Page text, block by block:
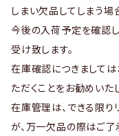
しまい欠品してしまう場
今後の入荷予定を確認
受け致します。
在庫確認につきまして
ただくことをお勧めいた
在庫管理は、できる限り
が、万一欠品の際はご了